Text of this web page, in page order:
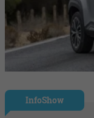
InfoShow